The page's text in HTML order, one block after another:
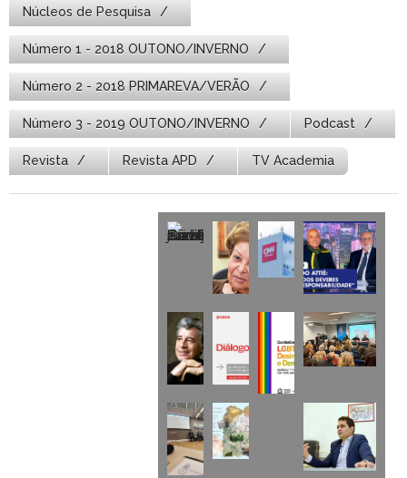
Núcleos de Pesquisa
Número 1 - 2018 OUTONO/INVERNO
Número 2 - 2018 PRIMAREVA/VERÃO
Número 3 - 2019 OUTONO/INVERNO Podcast
Revista Revista APD TV Academia